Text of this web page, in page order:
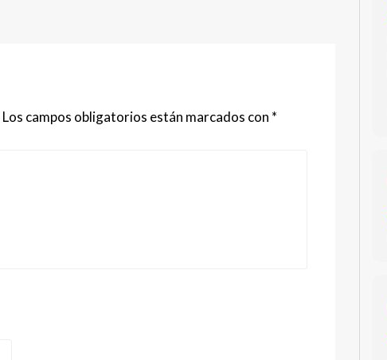
Los campos obligatorios están marcados con *